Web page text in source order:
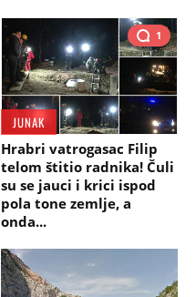
1
JUNAK
Hrabri vatrogasac Filip
telom štitio radnika! Čuli
su se jauci i krici ispod
pola tone zemlje, a
onda...